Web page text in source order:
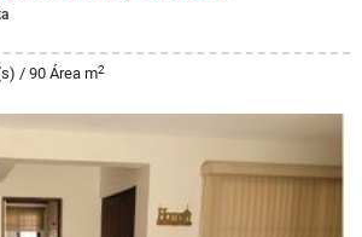
/ 90 Área m2